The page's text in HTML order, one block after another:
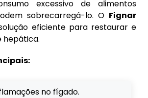
excessivo de alimentos
sobrecarregá-lo. O Fignar
eficiente para restaurar e
hepática.
no fígado.